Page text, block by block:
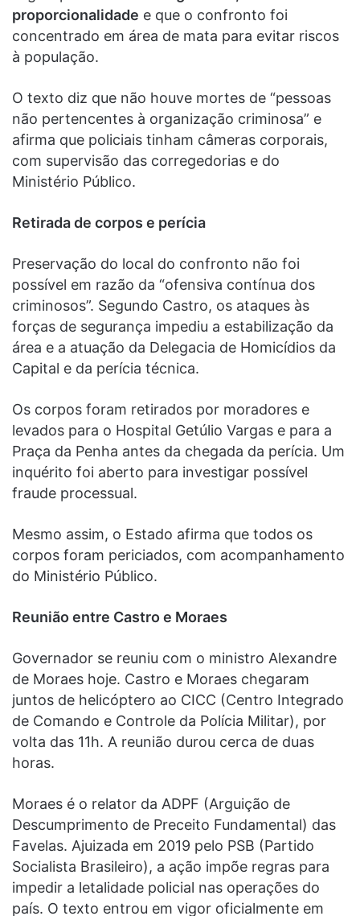
proporcionalidade e que o confronto foi
concentrado em área de mata para evitar riscos
à população.
O texto diz que não houve mortes de “pessoas
não pertencentes à organização criminosa” e
afirma que policiais tinham câmeras corporais,
com supervisão das corregedorias e do
Ministério Público.
Retirada de corpos e perícia
Preservação do local do confronto não foi
possível em razão da “ofensiva contínua dos
criminosos”. Segundo Castro, os ataques às
forças de segurança impediu a estabilização da
área e a atuação da Delegacia de Homicídios da
Capital e da perícia técnica.
Os corpos foram retirados por moradores e
levados para o Hospital Getúlio Vargas e para a
Praça da Penha antes da chegada da perícia. Um
inquérito foi aberto para investigar possível
fraude processual.
Mesmo assim, o Estado afirma que todos os
corpos foram periciados, com acompanhamento
do Ministério Público.
Reunião entre Castro e Moraes
Governador se reuniu com o ministro Alexandre
de Moraes hoje. Castro e Moraes chegaram
juntos de helicóptero ao CICC (Centro Integrado
de Comando e Controle da Polícia Militar), por
volta das 11h. A reunião durou cerca de duas
horas.
Moraes é o relator da ADPF (Arguição de
Descumprimento de Preceito Fundamental) das
Favelas. Ajuizada em 2019 pelo PSB (Partido
Socialista Brasileiro), a ação impõe regras para
impedir a letalidade policial nas operações do
país. O texto entrou em vigor oficialmente em